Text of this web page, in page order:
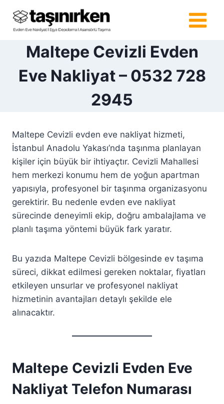
content
Maltepe Cevizli Evden
Eve Nakliyat – 0532 728
2945
Maltepe Cevizli evden eve nakliyat hizmeti,
İstanbul Anadolu Yakası’nda taşınma planlayan
kişiler için büyük bir ihtiyaçtır. Cevizli Mahallesi
hem merkezi konumu hem de yoğun apartman
yapısıyla, profesyonel bir taşınma organizasyonu
gerektirir. Bu nedenle evden eve nakliyat
sürecinde deneyimli ekip, doğru ambalajlama ve
planlı taşıma yöntemi büyük fark yaratır.
Bu yazıda Maltepe Cevizli bölgesinde ev taşıma
süreci, dikkat edilmesi gereken noktalar, fiyatları
etkileyen unsurlar ve profesyonel nakliyat
hizmetinin avantajları detaylı şekilde ele
alınacaktır.
Maltepe Cevizli Evden Eve
Nakliyat Telefon Numarası